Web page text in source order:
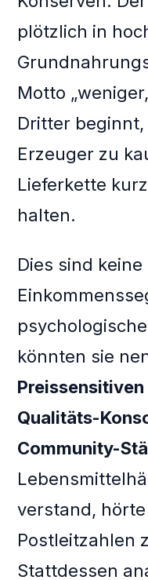
plötzlich in
Motto
Dritter
Erzeuger zu
Lieferkette
halten.
Dies sind keine
könnten sie
Qualitäts-
Community-
verstand,
Postleitzahlen
Stattdessen